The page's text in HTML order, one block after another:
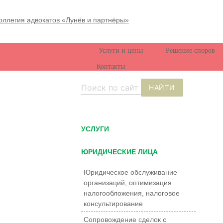
Услуги и цены Решение споров
Контакты
НАЙТИ
УCЛУГИ
ЮРИДИЧЕСКИЕ ЛИЦА
Юридическое обслуживание
организаций, оптимизация
налогообложения, налоговое
консультирование
Сопровождение сделок с